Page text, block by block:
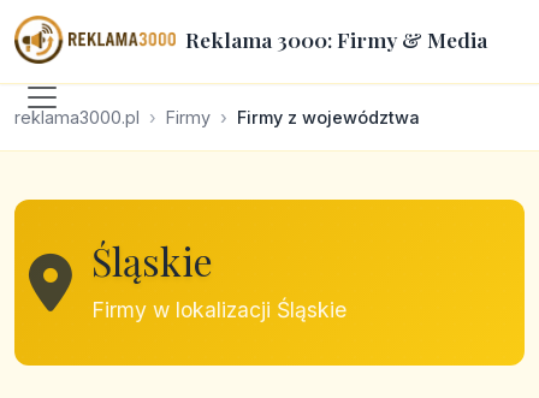
Reklama 3000: Firmy & Media
reklama3000.pl Firmy Firmy z województwa
Śląskie
Firmy w lokalizacji Śląskie